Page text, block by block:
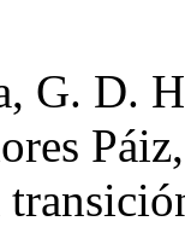
G. D.